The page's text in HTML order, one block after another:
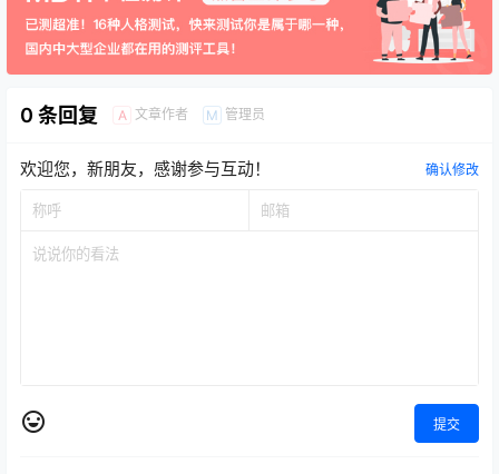
0 条回复 A 文章作者 M 管理员
欢迎您，新朋友，感谢参与互动！ 确认修改
提交